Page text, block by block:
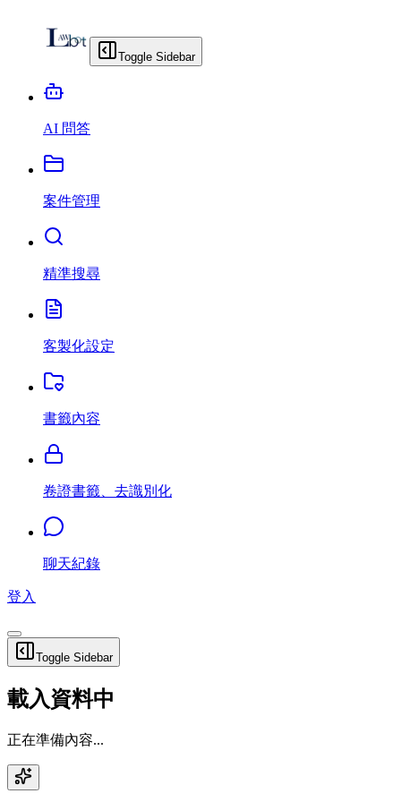
Toggle Sidebar
AI 問答
案件管理
精準搜尋
客製化設定
書籤內容
卷證書籤、去識別化
聊天紀錄
登入
Toggle Sidebar
載入資料中
正在準備內容...